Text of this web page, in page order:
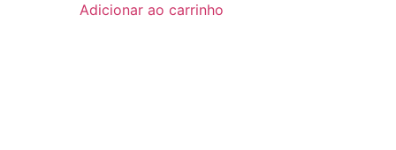
Adicionar ao carrinho